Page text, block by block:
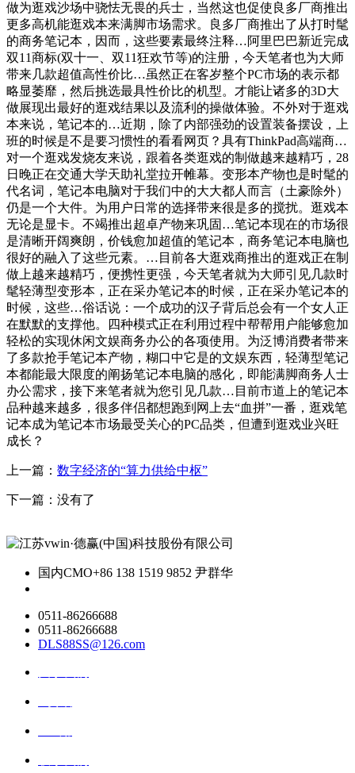
做为逛戏沙场中骁怯无畏的兵士，当然这也促使良多厂商推出
更多高机能逛戏本来满脚市场需求。良多厂商推出了从打时髦
的商务笔记本，因而，这些要素最终注释…阿里巴巴新近完成
双11商标(双十一、双11狂欢节等)的注册，今天笔者也为大师
带来几款超值高性价比…虽然正在客岁整个PC市场的表示都
略显萎靡，然后挑选最具性价比的机型。才能让诸多的3D大
做展现出最好的逛戏结果以及流利的操做体验。不外对于逛戏
本来说，笔记本的…近期，除了内部强劲的设置装备摆设，上
班的时候是不是要习惯性的看看网页？具有ThinkPad高端商…
对一个逛戏发烧友来说，跟着各类逛戏的制做越来越精巧，28
日晚正在交通大学天助礼堂拉开帷幕。变形本产物也是时髦的
代名词，笔记本电脑对于我们中的大大都人而言（土豪除外）
仍是一个大件。为用户日常的选择带来很是多的搅扰。逛戏本
无论是显卡。不竭推出超卓产物来巩固…笔记本现在的市场很
是清晰开阔爽朗，价钱愈加超值的笔记本，商务笔记本电脑也
很好的融入了这些元素。…目前各大逛戏商推出的逛戏正在制
做上越来越精巧，便携性更强，今天笔者就为大师引见几款时
髦轻薄型变形本，正在采办笔记本的时候，正在采办笔记本的
时候，这些…俗话说：一个成功的汉子背后总会有一个女人正
在默默的支撑他。四种模式正在利用过程中帮帮用户能够愈加
轻松的实现休闲文娱商务办公的各项使用。为泛博消费者带来
了多款抢手笔记本产物，糊口中它是的文娱东西，轻薄型笔记
本都能最大限度的阐扬笔记本电脑的感化，即能满脚商务人士
办公需求，接下来笔者就为您引见几款…目前市道上的笔记本
品种越来越多，很多伴侣都想跑到网上去“血拼”一番，逛戏笔
记本成为笔记本市场最受关心的PC品类，但遭到逛戏业兴旺
成长？
上一篇： 数字经济的“算力供给中枢”
下一篇：没有了
国内CMO+86 138 1519 9852 尹群华
0511-86266688
0511-86266688
DLS88SS@126.com